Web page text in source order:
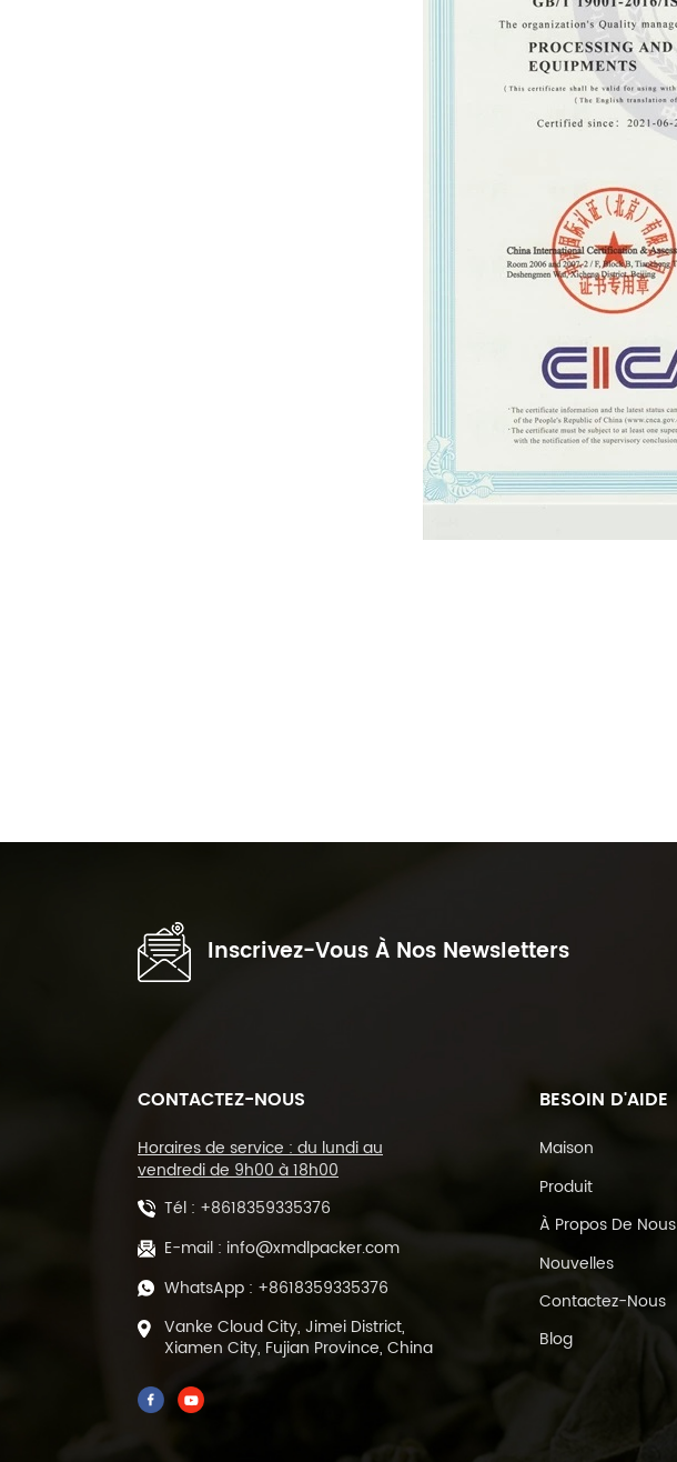
Inscrivez-Vous À Nos Newsletters
CONTACTEZ-NOUS
Horaires de service : du lundi au
vendredi de 9h00 à 18h00
Tél : +8618359335376
E-mail : info@xmdlpacker.com
WhatsApp : +8618359335376
Vanke Cloud City, Jimei District,
Xiamen City, Fujian Province, China
BESOIN D'AIDE
Maison
Produit
À Propos De Nous
Nouvelles
Contactez-Nous
Blog